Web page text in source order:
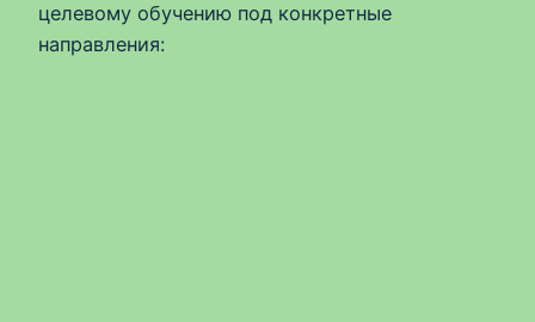
целевому обучению под конкретные
направления: